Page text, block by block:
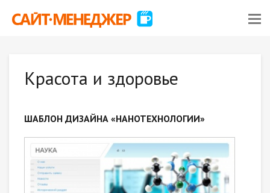
Красота и здоровье
ШАБЛОН ДИЗАЙНА «НАНОТЕХНОЛОГИИ»